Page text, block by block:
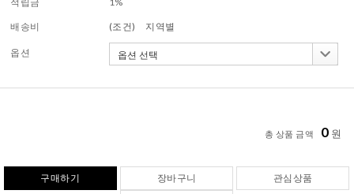
배송비 (조건) 지역별
옵션
총 상품 금액 0 원
구매하기 장바구니
관심상품